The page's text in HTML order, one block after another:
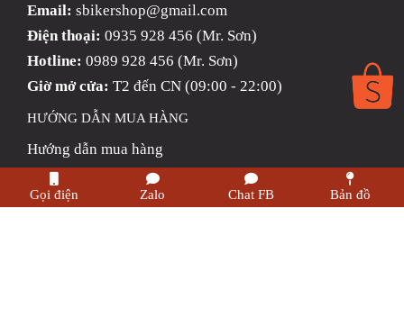
Email: sbikershop@gmail.com
Điện thoại: 0935 928 456 (Mr. Sơn)
Hotline: 0989 928 456 (Mr. Sơn)
Giờ mở cửa: T2 đến CN (09:00 - 22:00)
HƯỚNG DẪN MUA HÀNG
Hướng dẫn mua hàng
Chính Sách Giao Hàng
Phương thức thanh toán
Gọi điện Zalo Chat FB Bản đồ